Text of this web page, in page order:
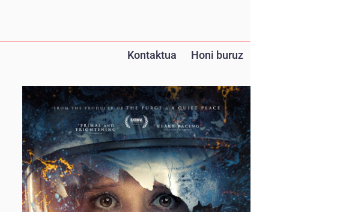
Kontaktua Honi buruz